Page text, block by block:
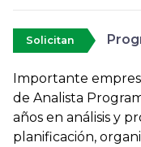
Solicitan
Importante
de Analista
años en análisis y
planificación,